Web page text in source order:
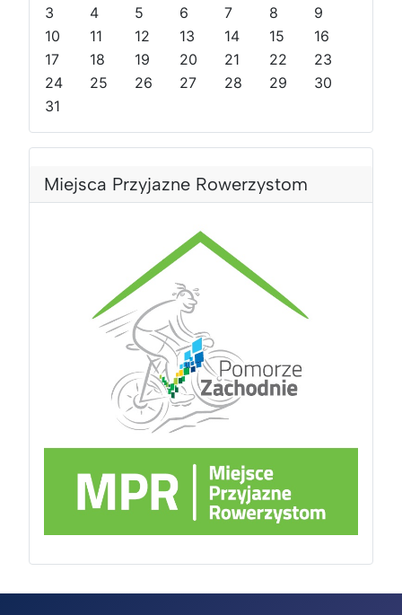
i
r
o
k
m
i
e
s
ą
m
e
s
c
3
4 5 6 7 8
9
10
11 12 13 14 15
16
17
18 19 20 21 22
23
24
25 26 27 28 29
30
31
Miejsca Przyjazne Rowerzystom